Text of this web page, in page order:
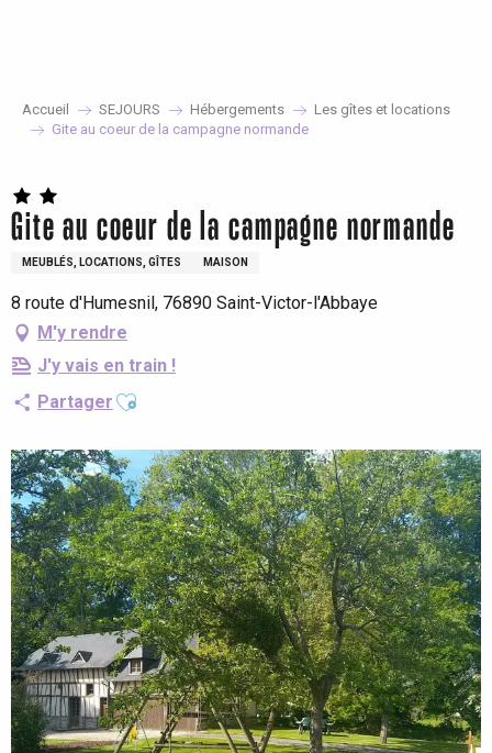
Accueil SEJOURS Hébergements
Les gîtes et locations
Gite au coeur de la campagne normande
Gite au coeur de la campagne normande
MEUBLÉS, LOCATIONS, GÎTES MAISON
8 route d'Humesnil, 76890 Saint-Victor-l'Abbaye
M'y rendre
J'y vais en train !
Partager Ajouter aux favoris